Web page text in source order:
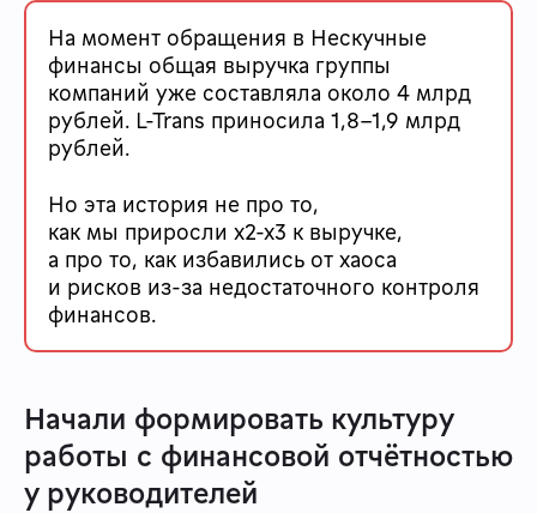
На момент обращения в Нескучные
финансы общая выручка группы
компаний уже составляла около 4 млрд
рублей. L-Trans приносила 1,8-1,9 млрд
рублей.
Но эта история не про то,
как мы приросли х2-х3 к выручке,
а про то, как избавились от хаоса
и рисков из-за недостаточного контроля
финансов.
Начали формировать культуру
работы с финансовой отчётностью
у руководителей